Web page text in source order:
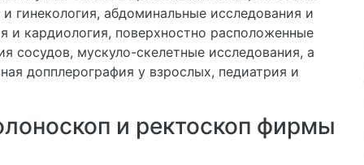
гинекология, абдоминальные исследования и
и кардиология, поверхностно расположенные
сосудов, мускуло-скелетные исследования, а
допплерография у взрослых, педиатрия и
и ректоскоп фирмы